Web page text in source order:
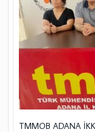
TMMOB ADANA